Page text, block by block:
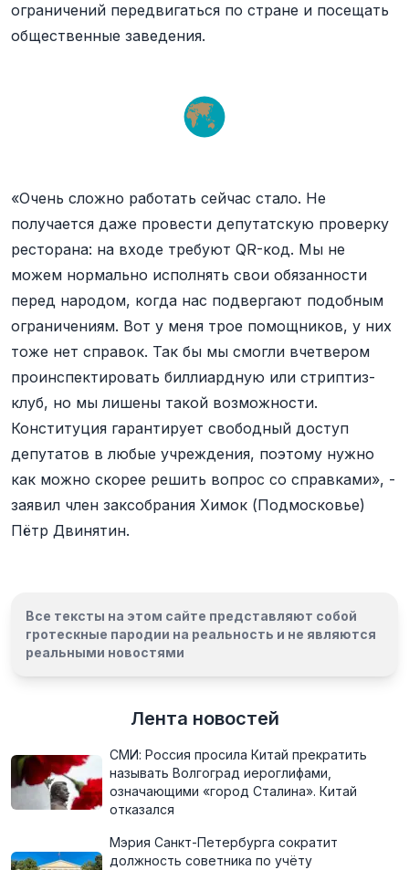
ограничений передвигаться по стране и посещать
общественные заведения.
«Очень сложно работать сейчас стало. Не
получается даже провести депутатскую проверку
ресторана: на входе требуют QR-код. Мы не
можем нормально исполнять свои обязанности
перед народом, когда нас подвергают подобным
ограничениям. Вот у меня трое помощников, у них
тоже нет справок. Так бы мы смогли вчетвером
проинспектировать биллиардную или стриптиз-
клуб, но мы лишены такой возможности.
Конституция гарантирует свободный доступ
депутатов в любые учреждения, поэтому нужно
как можно скорее решить вопрос со справками», -
заявил член заксобрания Химок (Подмосковье)
Пётр Двинятин.
Все тексты на этом сайте представляют собой
гротескные пародии на реальность и не являются
реальными новостями
Лента новостей
СМИ: Россия просила Китай прекратить
называть Волгоград иероглифами,
означающими «город Сталина». Китай
отказался
Мэрия Санкт-Петербурга сократит
должность советника по учёту